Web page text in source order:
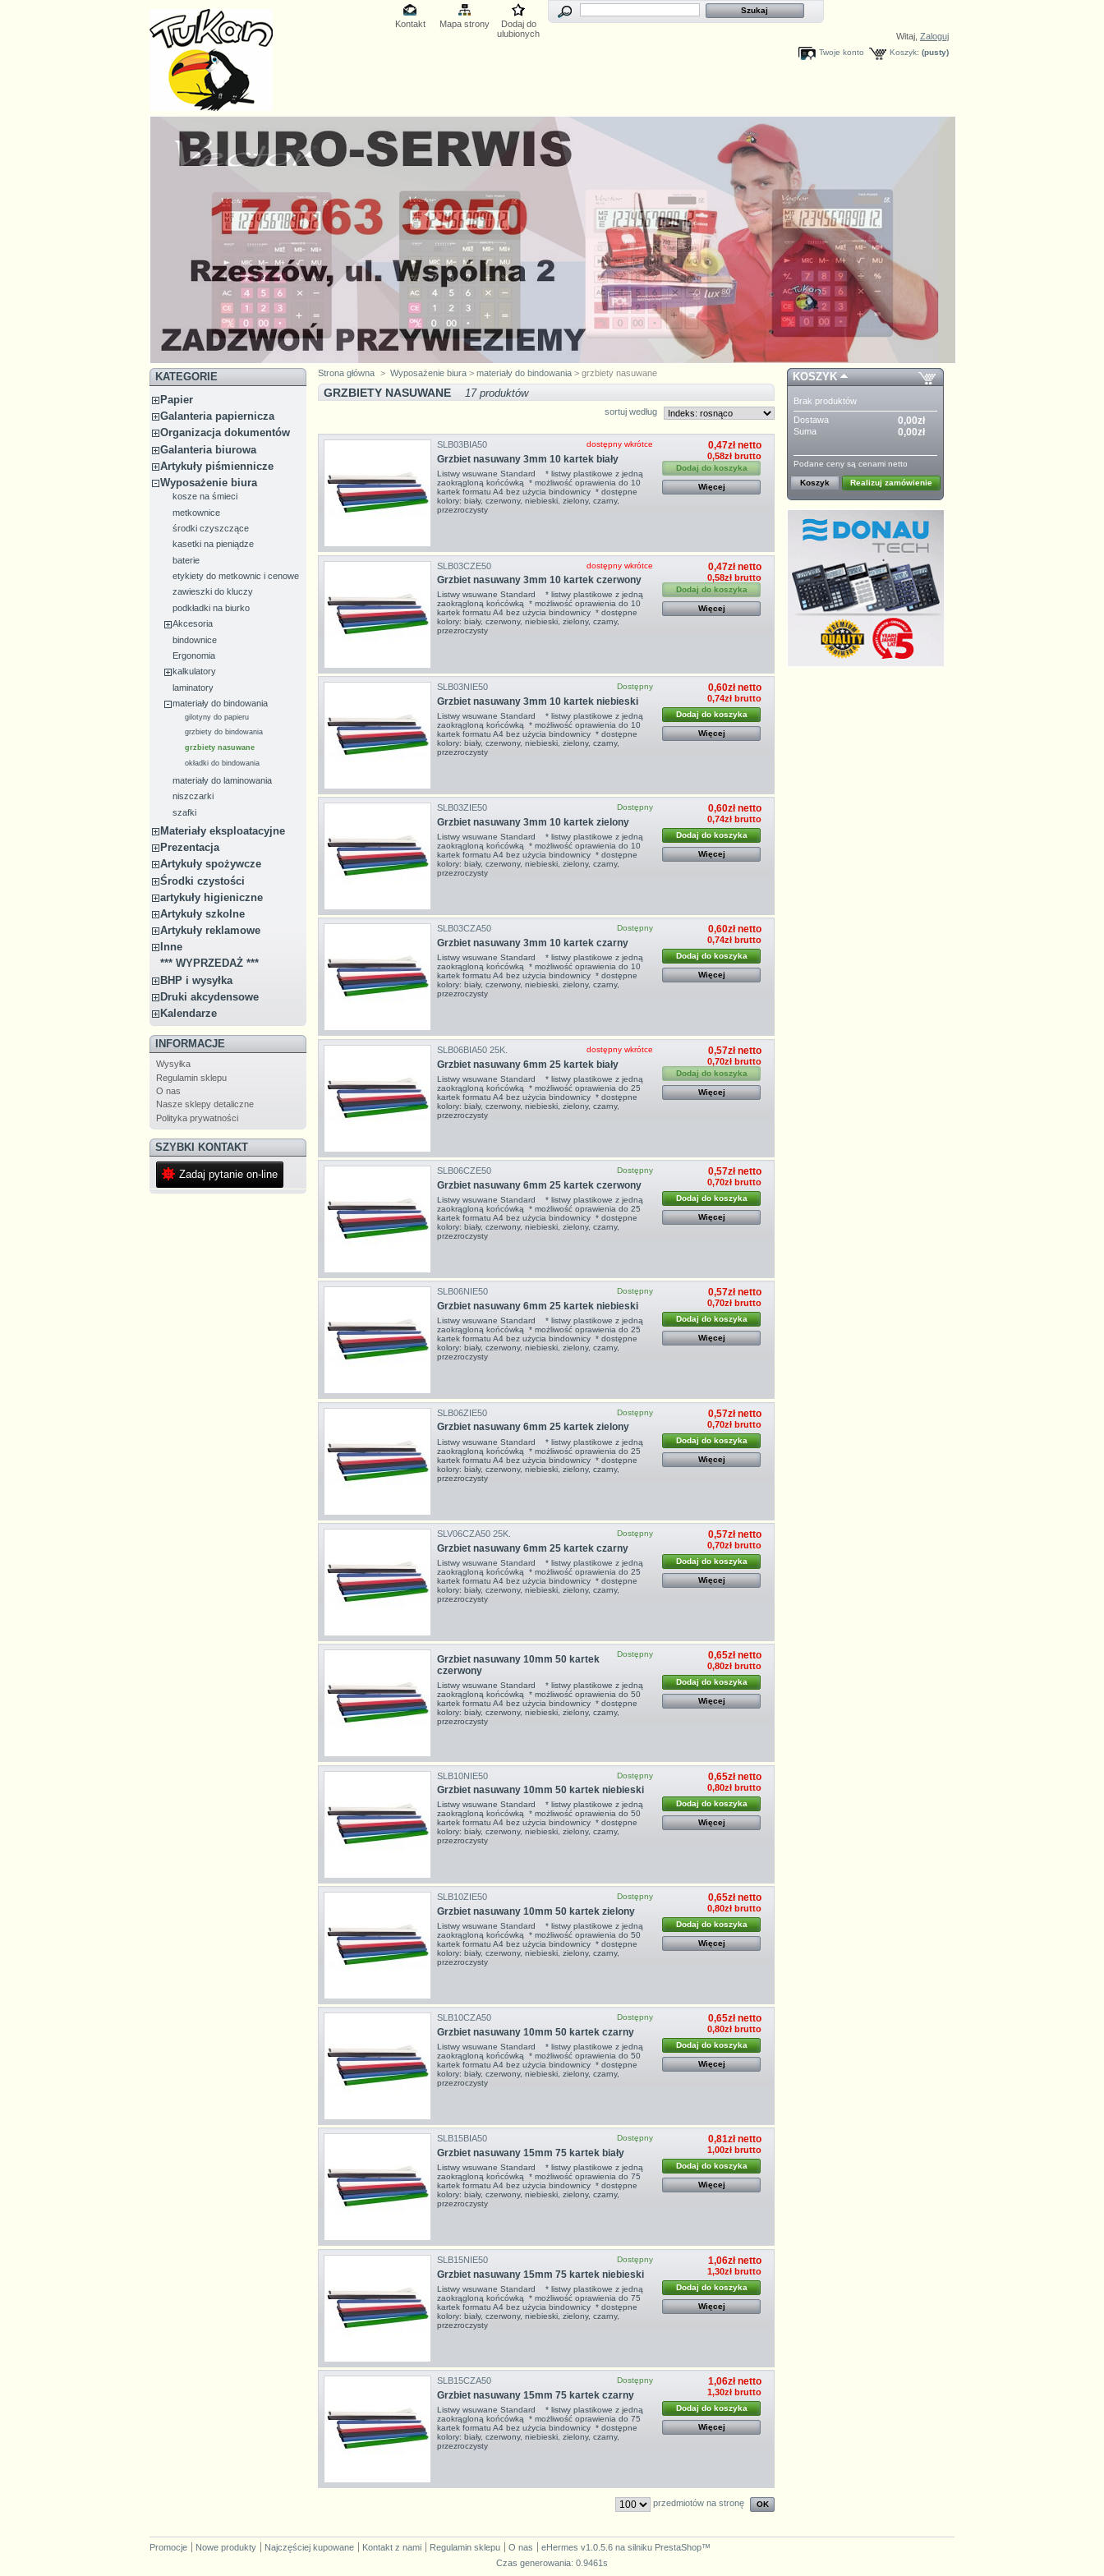
Kontakt Mapa strony
Dodaj do
ulubionych
Witaj,Zaloguj
Koszyk: (pusty)
Twoje konto
KATEGORIE
Papier
Galanteria papiernicza
Organizacja dokumentów
Galanteria biurowa
Artykuły piśmiennicze
Wyposażenie biura
kosze na śmieci
metkownice
środki czyszczące
kasetki na pieniądze
baterie
etykiety do metkownic i cenowe
zawieszki do kluczy
podkładki na biurko
Akcesoria
bindownice
Ergonomia
kalkulatory
laminatory
materiały do bindowania
gilotyny do papieru
grzbiety do bindowania
grzbiety nasuwane
okładki do bindowania
materiały do laminowania
niszczarki
szafki
Materiały eksploatacyjne
Prezentacja
Artykuły spożywcze
Środki czystości
artykuły higieniczne
Artykuły szkolne
Artykuły reklamowe
Inne
*** WYPRZEDAŻ ***
BHP i wysyłka
Druki akcydensowe
Kalendarze
INFORMACJE
Wysyłka
Regulamin sklepu
O nas
Nasze sklepy detaliczne
Polityka prywatności
SZYBKI KONTAKT
Zadaj pytanie on-line
Strona główna > Wyposażenie biura >materiały do bindowania > grzbiety nasuwane
GRZBIETY NASUWANE 17 produktów
sortuj według
dostępny wkrótce
SLB03BIA50
Grzbiet nasuwany 3mm 10 kartek biały
Listwy wsuwane Standard * listwy plastikowe z jedną
zaokrągloną końcówką * możliwość oprawienia do 10
kartek formatu A4 bez użycia bindownicy * dostępne
kolory: biały, czerwony, niebieski, zielony, czarny,
przezroczysty
0,47zł netto
0,58zł brutto
Dodaj do koszyka
Więcej
dostępny wkrótce
SLB03CZE50
Grzbiet nasuwany 3mm 10 kartek czerwony
Listwy wsuwane Standard * listwy plastikowe z jedną
zaokrągloną końcówką * możliwość oprawienia do 10
kartek formatu A4 bez użycia bindownicy * dostępne
kolory: biały, czerwony, niebieski, zielony, czarny,
przezroczysty
0,47zł netto
0,58zł brutto
Dodaj do koszyka
Więcej
Dostępny
SLB03NIE50
Grzbiet nasuwany 3mm 10 kartek niebieski
Listwy wsuwane Standard * listwy plastikowe z jedną
zaokrągloną końcówką * możliwość oprawienia do 10
kartek formatu A4 bez użycia bindownicy * dostępne
kolory: biały, czerwony, niebieski, zielony, czarny,
przezroczysty
0,60zł netto
0,74zł brutto
Dodaj do koszyka
Więcej
Dostępny
SLB03ZIE50
Grzbiet nasuwany 3mm 10 kartek zielony
Listwy wsuwane Standard * listwy plastikowe z jedną
zaokrągloną końcówką * możliwość oprawienia do 10
kartek formatu A4 bez użycia bindownicy * dostępne
kolory: biały, czerwony, niebieski, zielony, czarny,
przezroczysty
0,60zł netto
0,74zł brutto
Dodaj do koszyka
Więcej
Dostępny
SLB03CZA50
Grzbiet nasuwany 3mm 10 kartek czarny
Listwy wsuwane Standard * listwy plastikowe z jedną
zaokrągloną końcówką * możliwość oprawienia do 10
kartek formatu A4 bez użycia bindownicy * dostępne
kolory: biały, czerwony, niebieski, zielony, czarny,
przezroczysty
0,60zł netto
0,74zł brutto
Dodaj do koszyka
Więcej
dostępny wkrótce
SLB06BIA50 25K.
Grzbiet nasuwany 6mm 25 kartek biały
Listwy wsuwane Standard * listwy plastikowe z jedną
zaokrągloną końcówką * możliwość oprawienia do 25
kartek formatu A4 bez użycia bindownicy * dostępne
kolory: biały, czerwony, niebieski, zielony, czarny,
przezroczysty
0,57zł netto
0,70zł brutto
Dodaj do koszyka
Więcej
Dostępny
SLB06CZE50
Grzbiet nasuwany 6mm 25 kartek czerwony
Listwy wsuwane Standard * listwy plastikowe z jedną
zaokrągloną końcówką * możliwość oprawienia do 25
kartek formatu A4 bez użycia bindownicy * dostępne
kolory: biały, czerwony, niebieski, zielony, czarny,
przezroczysty
0,57zł netto
0,70zł brutto
Dodaj do koszyka
Więcej
Dostępny
SLB06NIE50
Grzbiet nasuwany 6mm 25 kartek niebieski
Listwy wsuwane Standard * listwy plastikowe z jedną
zaokrągloną końcówką * możliwość oprawienia do 25
kartek formatu A4 bez użycia bindownicy * dostępne
kolory: biały, czerwony, niebieski, zielony, czarny,
przezroczysty
0,57zł netto
0,70zł brutto
Dodaj do koszyka
Więcej
Dostępny
SLB06ZIE50
Grzbiet nasuwany 6mm 25 kartek zielony
Listwy wsuwane Standard * listwy plastikowe z jedną
zaokrągloną końcówką * możliwość oprawienia do 25
kartek formatu A4 bez użycia bindownicy * dostępne
kolory: biały, czerwony, niebieski, zielony, czarny,
przezroczysty
0,57zł netto
0,70zł brutto
Dodaj do koszyka
Więcej
Dostępny
SLV06CZA50 25K.
Grzbiet nasuwany 6mm 25 kartek czarny
Listwy wsuwane Standard * listwy plastikowe z jedną
zaokrągloną końcówką * możliwość oprawienia do 25
kartek formatu A4 bez użycia bindownicy * dostępne
kolory: biały, czerwony, niebieski, zielony, czarny,
przezroczysty
0,57zł netto
0,70zł brutto
Dodaj do koszyka
Więcej
Dostępny
Grzbiet nasuwany 10mm 50 kartek
czerwony
Listwy wsuwane Standard * listwy plastikowe z jedną
zaokrągloną końcówką * możliwość oprawienia do 50
kartek formatu A4 bez użycia bindownicy * dostępne
kolory: biały, czerwony, niebieski, zielony, czarny,
przezroczysty
0,65zł netto
0,80zł brutto
Dodaj do koszyka
Więcej
Dostępny
SLB10NIE50
Grzbiet nasuwany 10mm 50 kartek niebieski
Listwy wsuwane Standard * listwy plastikowe z jedną
zaokrągloną końcówką * możliwość oprawienia do 50
kartek formatu A4 bez użycia bindownicy * dostępne
kolory: biały, czerwony, niebieski, zielony, czarny,
przezroczysty
0,65zł netto
0,80zł brutto
Dodaj do koszyka
Więcej
Dostępny
SLB10ZIE50
Grzbiet nasuwany 10mm 50 kartek zielony
Listwy wsuwane Standard * listwy plastikowe z jedną
zaokrągloną końcówką * możliwość oprawienia do 50
kartek formatu A4 bez użycia bindownicy * dostępne
kolory: biały, czerwony, niebieski, zielony, czarny,
przezroczysty
0,65zł netto
0,80zł brutto
Dodaj do koszyka
Więcej
Dostępny
SLB10CZA50
Grzbiet nasuwany 10mm 50 kartek czarny
Listwy wsuwane Standard * listwy plastikowe z jedną
zaokrągloną końcówką * możliwość oprawienia do 50
kartek formatu A4 bez użycia bindownicy * dostępne
kolory: biały, czerwony, niebieski, zielony, czarny,
przezroczysty
0,65zł netto
0,80zł brutto
Dodaj do koszyka
Więcej
Dostępny
SLB15BIA50
Grzbiet nasuwany 15mm 75 kartek biały
Listwy wsuwane Standard * listwy plastikowe z jedną
zaokrągloną końcówką * możliwość oprawienia do 75
kartek formatu A4 bez użycia bindownicy * dostępne
kolory: biały, czerwony, niebieski, zielony, czarny,
przezroczysty
0,81zł netto
1,00zł brutto
Dodaj do koszyka
Więcej
Dostępny
SLB15NIE50
Grzbiet nasuwany 15mm 75 kartek niebieski
Listwy wsuwane Standard * listwy plastikowe z jedną
zaokrągloną końcówką * możliwość oprawienia do 75
kartek formatu A4 bez użycia bindownicy * dostępne
kolory: biały, czerwony, niebieski, zielony, czarny,
przezroczysty
1,06zł netto
1,30zł brutto
Dodaj do koszyka
Więcej
Dostępny
SLB15CZA50
Grzbiet nasuwany 15mm 75 kartek czarny
Listwy wsuwane Standard * listwy plastikowe z jedną
zaokrągloną końcówką * możliwość oprawienia do 75
kartek formatu A4 bez użycia bindownicy * dostępne
kolory: biały, czerwony, niebieski, zielony, czarny,
przezroczysty
1,06zł netto
1,30zł brutto
Dodaj do koszyka
Więcej
przedmiotów na stronę
KOSZYK
Brak produktów
Dostawa
0,00zł
Suma 0,00zł
Podane ceny są cenami netto
Koszyk Realizuj zamówienie
Promocje Nowe produkty Najczęściej kupowane Kontakt z nami Regulamin sklepu O nas eHermes v1.0.5.6 na silniku PrestaShop™
Czas generowania: 0.9461s